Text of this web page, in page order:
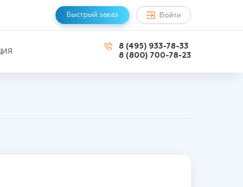
Быстрый заказ Войти
8 (495) 933-78-33
8 (800) 700-78-23